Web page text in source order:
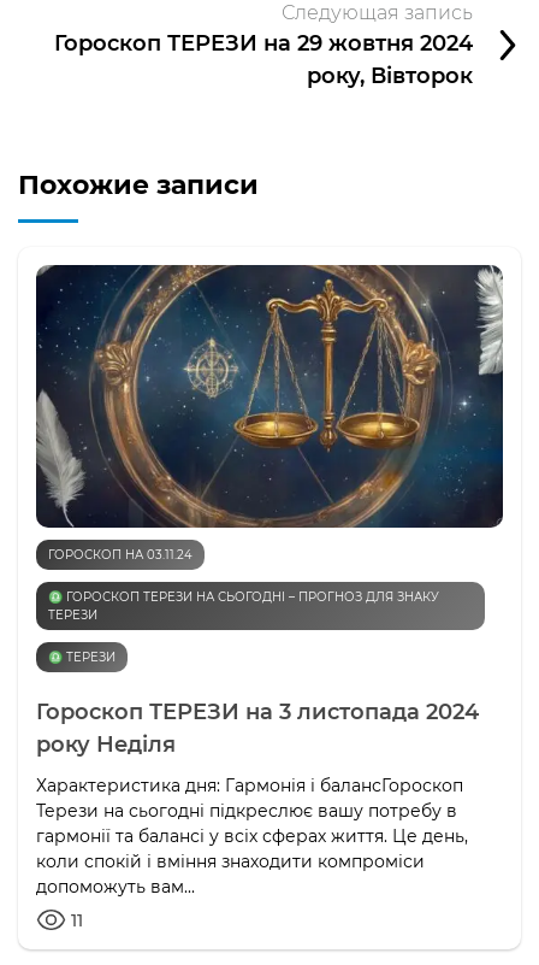
Следующая запись
Гороскоп ТЕРЕЗИ на 29 жовтня 2024
року, Вівторок
Похожие записи
ГОРОСКОП НА 03.11.24
♎️ ГОРОСКОП ТЕРЕЗИ НА СЬОГОДНІ – ПРОГНОЗ ДЛЯ ЗНАКУ
ТЕРЕЗИ
♎️ ТЕРЕЗИ
Гороскоп ТЕРЕЗИ на 3 листопада 2024
року Неділя
Характеристика дня: Гармонія і балансГороскоп
Терези на сьогодні підкреслює вашу потребу в
гармонії та балансі у всіх сферах життя. Це день,
коли спокій і вміння знаходити компроміси
допоможуть вам...
11